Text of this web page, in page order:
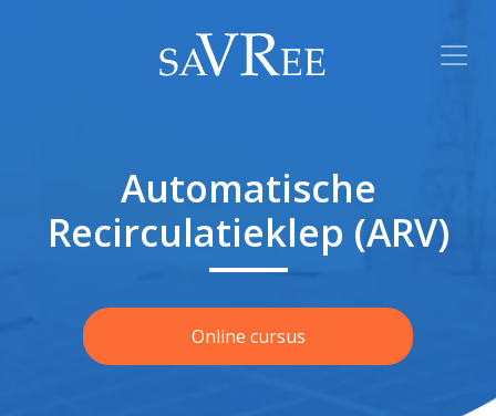
Automatische
Recirculatieklep (ARV)
Online cursus